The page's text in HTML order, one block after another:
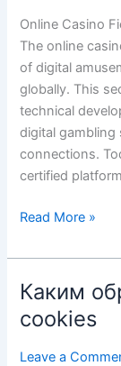
Online Casino
The online
of digital
globally. This
technical
digital gambling
connections.
certified
Essential
Characteristics
Read More »
Каким
cookies
Leave a
Каким
образом
функционируют
cookies